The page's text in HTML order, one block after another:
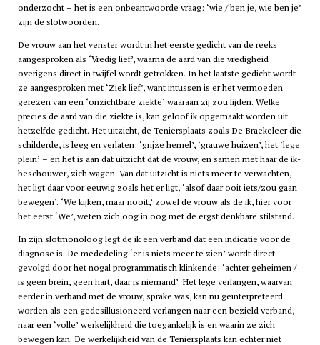
onderzocht – het is een onbeantwoorde vraag: ‘wie / ben je, wie ben je’
zijn de slotwoorden.
De vrouw aan het venster wordt in het eerste gedicht van de reeks
aangesproken als ‘Vredig lief’, waarna de aard van die vredigheid
overigens direct in twijfel wordt getrokken. In het laatste gedicht wordt
ze aangesproken met ‘Ziek lief’, want intussen is er het vermoeden
gerezen van een ‘onzichtbare ziekte’ waaraan zij zou lijden. Welke
precies de aard van die ziekte is, kan geloof ik opgemaakt worden uit
hetzelfde gedicht. Het uitzicht, de Teniersplaats zoals De Braekeleer die
schilderde, is leeg en verlaten: ‘grijze hemel’, ‘grauwe huizen’, het ‘lege
plein’ – en het is aan dat uitzicht dat de vrouw, en samen met haar de ik-
beschouwer, zich wagen. Van dat uitzicht is niets meer te verwachten,
het ligt daar voor eeuwig zoals het er ligt, ‘alsof daar ooit iets/zou gaan
bewegen’. ‘We kijken, maar nooit,’ zowel de vrouw als de ik, hier voor
het eerst ‘We’, weten zich oog in oog met de ergst denkbare stilstand.
In zijn slotmonoloog legt de ik een verband dat een indicatie voor de
diagnose is. De mededeling ‘er is niets meer te zien’ wordt direct
gevolgd door het nogal programmatisch klinkende: ‘achter geheimen /
is geen brein, geen hart, daar is niemand’. Het lege verlangen, waarvan
eerder in verband met de vrouw, sprake was, kan nu geïnterpreteerd
worden als een gedesillusioneerd verlangen naar een bezield verband,
naar een ‘volle’ werkelijkheid die toegankelijk is en waarin ze zich
bewegen kan. De werkelijkheid van de Teniersplaats kan echter niet